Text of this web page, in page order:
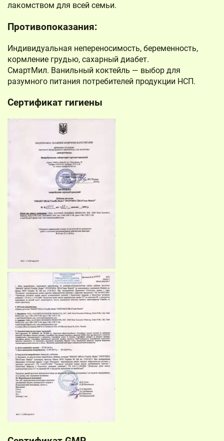
лакомством для всей семьи.
Противопоказания:
Индивидуальная непереносимость, беременность,
кормление грудью, сахарный диабет.
СмартМил. Ванильный коктейль — выбор для
разумного питания потребителей продукции НСП.
Сертификат гигиены